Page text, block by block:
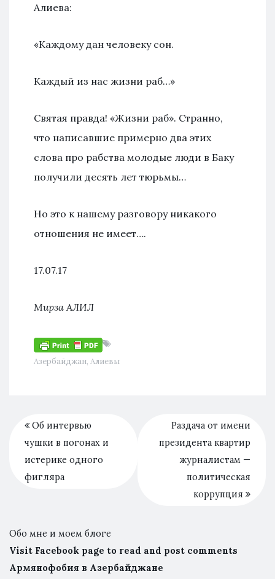
Алиева:
«Каждому дан человеку сон.
Каждый из нас жизни раб…»
Святая правда! «Жизни раб». Странно,
что написавшие примерно два этих
слова про рабства молодые люди в Баку
получили десять лет тюрьмы…
Но это к нашему разговору никакого
отношения не имеет….
17.07.17
Мирза АЛИЛ
Азербайджан, Алиевы
Об интервью
чушки в погонах и
истерике одного
фигляра
Раздача от имени
президента квартир
журналистам —
политическая
коррупция
Обо мне и моем блоге
Visit Facebook page to read and post comments
Армянофобия в Азербайджане